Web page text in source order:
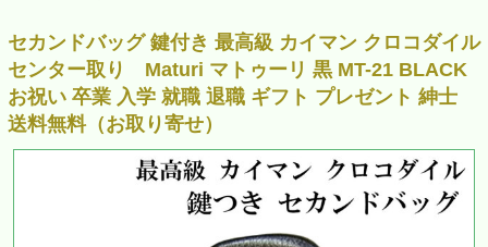
セカンドバッグ 鍵付き 最高級 カイマン クロコダイル
センター取り Maturi マトゥーリ 黒 MT-21 BLACK
お祝い 卒業 入学 就職 退職 ギフト プレゼント 紳士
送料無料（お取り寄せ）